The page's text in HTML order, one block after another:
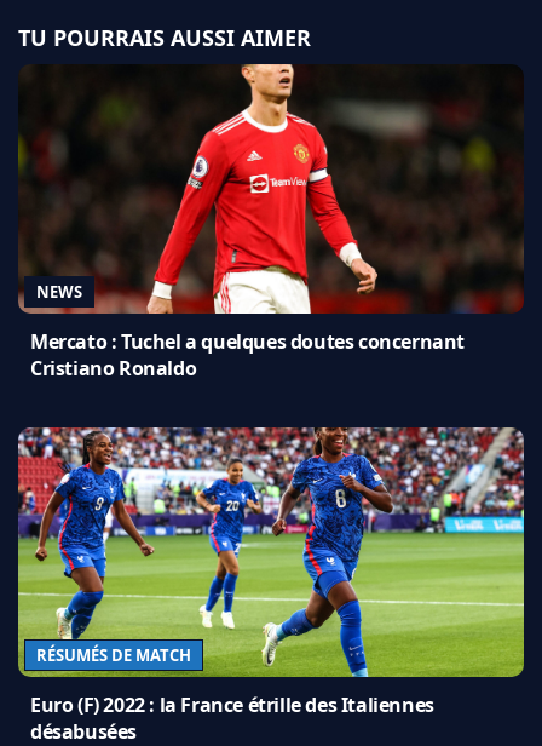
TU POURRAIS AUSSI AIMER
NEWS
Mercato : Tuchel a quelques doutes concernant
Cristiano Ronaldo
RÉSUMÉS DE MATCH
Euro (F) 2022 : la France étrille des Italiennes
désabusées